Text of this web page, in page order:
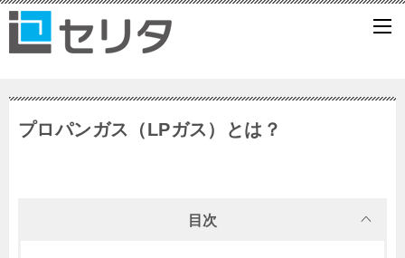
プロパンガス（LPガス）とは？
目次